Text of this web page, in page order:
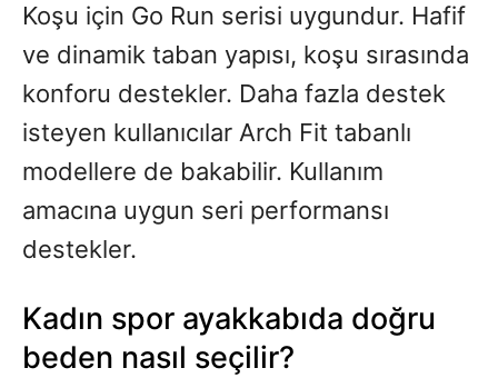
Koşu için Go Run serisi uygundur. Hafif
ve dinamik taban yapısı, koşu sırasında
konforu destekler. Daha fazla destek
isteyen kullanıcılar Arch Fit tabanlı
modellere de bakabilir. Kullanım
amacına uygun seri performansı
destekler.
Kadın spor ayakkabıda doğru
beden nasıl seçilir?